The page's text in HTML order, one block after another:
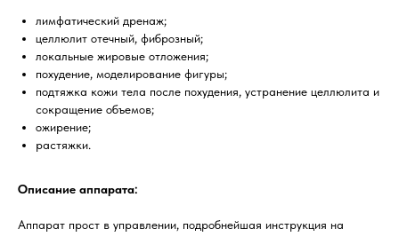
лимфатический дренаж;
целлюлит отечный, фиброзный;
локальные жировые отложения;
похудение, моделирование фигуры;
подтяжка кожи тела после похудения, устранение целлюлита и
сокращение объемов;
ожирение;
растяжки.
Описание аппарата:
Аппарат прост в управлении, подробнейшая инструкция на